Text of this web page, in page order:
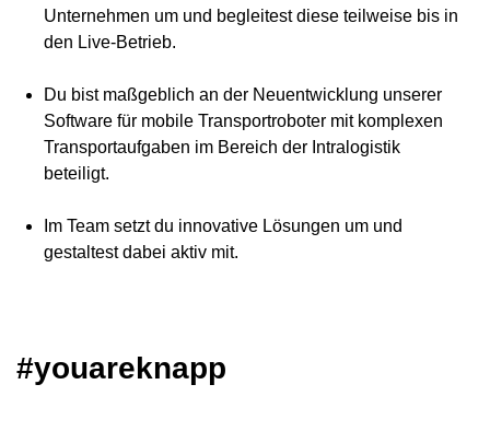
Unternehmen um und begleitest diese teilweise bis in
den Live‑Betrieb.
Du bist maßgeblich an der Neuentwicklung unserer
Software für mobile Transportroboter mit komplexen
Transportaufgaben im Bereich der Intralogistik
beteiligt.
Im Team setzt du innovative Lösungen um und
gestaltest dabei aktiv mit.
#youareknapp